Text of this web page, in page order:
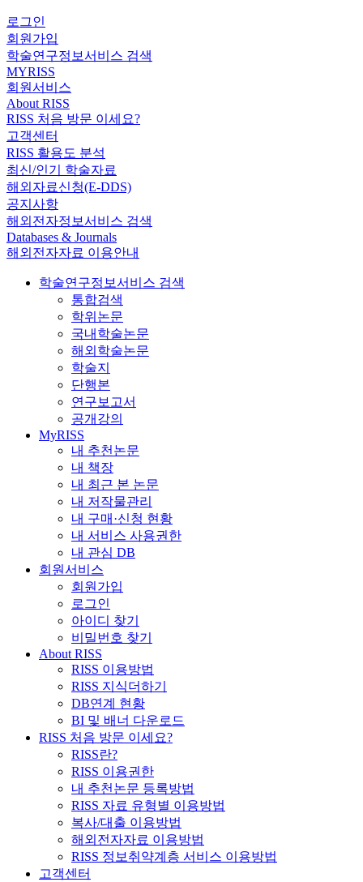
로그인
회원가입
학술연구정보서비스 검색
MYRISS
회원서비스
About RISS
RISS 처음 방문 이세요?
고객센터
RISS 활용도 분석
최신/인기 학술자료
해외자료신청(E-DDS)
공지사항
해외전자정보서비스 검색
Databases & Journals
해외전자자료 이용안내
학술연구정보서비스 검색
통합검색
학위논문
국내학술논문
해외학술논문
학술지
단행본
연구보고서
공개강의
MyRISS
내 추천논문
내 책장
내 최근 본 논문
내 저작물관리
내 구매·신청 현황
내 서비스 사용권한
내 관심 DB
회원서비스
회원가입
로그인
아이디 찾기
비밀번호 찾기
About RISS
RISS 이용방법
RISS 지식더하기
DB연계 현황
BI 및 배너 다운로드
RISS 처음 방문 이세요?
RISS란?
RISS 이용권한
내 추천논문 등록방법
RISS 자료 유형별 이용방법
복사/대출 이용방법
해외전자자료 이용방법
RISS 정보취약계층 서비스 이용방법
고객센터